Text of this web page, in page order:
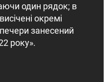
один рядок; в
окремі
занесений
року».